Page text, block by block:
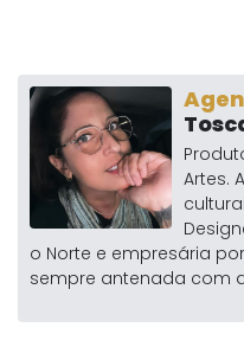
Artes.
o Norte e empresária
sempre antenada com